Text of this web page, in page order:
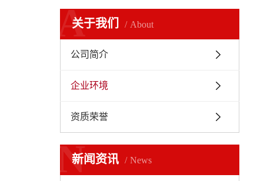
关于我们 About
A
公司简介
企业环境
资质荣誉
新闻资讯 News
N